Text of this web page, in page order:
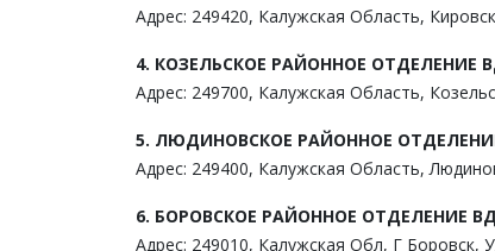
Адрес: 249420, Калужская Область,
4. КОЗЕЛЬСКОЕ РАЙОННОЕ ОТДЕЛЕНИЕ
Адрес: 249700, Калужская Область,
5. ЛЮДИНОВСКОЕ РАЙОННОЕ
Адрес: 249400, Калужская Область,
6. БОРОВСКОЕ РАЙОННОЕ ОТДЕЛЕНИЕ
Адрес: 249010, Калужская Обл, Г Боровск,